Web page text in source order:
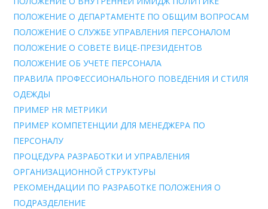
ПОЛОЖЕНИЕ О ДЕПАРТАМЕНТЕ ПО ОБЩИМ ВОПРОСАМ
ПОЛОЖЕНИЕ О СЛУЖБЕ УПРАВЛЕНИЯ ПЕРСОНАЛОМ
ПОЛОЖЕНИЕ О СОВЕТЕ ВИЦЕ-ПРЕЗИДЕНТОВ
ПОЛОЖЕНИЕ ОБ УЧЕТЕ ПЕРСОНАЛА
ПРАВИЛА ПРОФЕССИОНАЛЬНОГО ПОВЕДЕНИЯ И СТИЛЯ
ОДЕЖДЫ
ПРИМЕР HR МЕТРИКИ
ПРИМЕР КОМПЕТЕНЦИИ ДЛЯ МЕНЕДЖЕРА ПО
ПЕРСОНАЛУ
ПРОЦЕДУРА РАЗРАБОТКИ И УПРАВЛЕНИЯ
ОРГАНИЗАЦИОННОЙ СТРУКТУРЫ
РЕКОМЕНДАЦИИ ПО РАЗРАБОТКЕ ПОЛОЖЕНИЯ О
ПОДРАЗДЕЛЕНИE